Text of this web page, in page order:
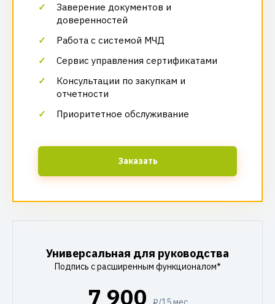
Заверение документов и
доверенностей
Работа с системой МЧД
Сервис управления сертификатами
Консультации по закупкам и
отчетности
Приоритетное обслуживание
Заказать
Универсальная для руководства
Подпись с расширенным функционалом*
7 900